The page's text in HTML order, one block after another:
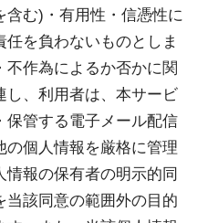
含む)・有用性・信憑性に
を負わないものとしま
作為によるか否かに関
し、利用者は、本サービ
保管する電子メール配信
の個人情報を厳格に管理
報の保有者の明示的同
当該同意の範囲外の目的